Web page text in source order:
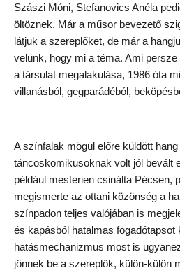
Szászi Móni, Stefanovics Anéla
öltöznek. Már a műsor bevezető
látjuk a szereplőket, de már a
velünk, hogy mi a téma. Ami
a társulat megalakulása, 1986 óta
villanásból, gegparádéból,
A színfalak mögül előre küldött
táncoskomikusoknak volt jól bevált
például mesterien csinálta Pécsen,
megismerte az ottani közönség a
színpadon teljes valójában is
és kapásból hatalmas fogadótapsot
hatásmechanizmus most is
jönnek be a szereplők, külön-külön